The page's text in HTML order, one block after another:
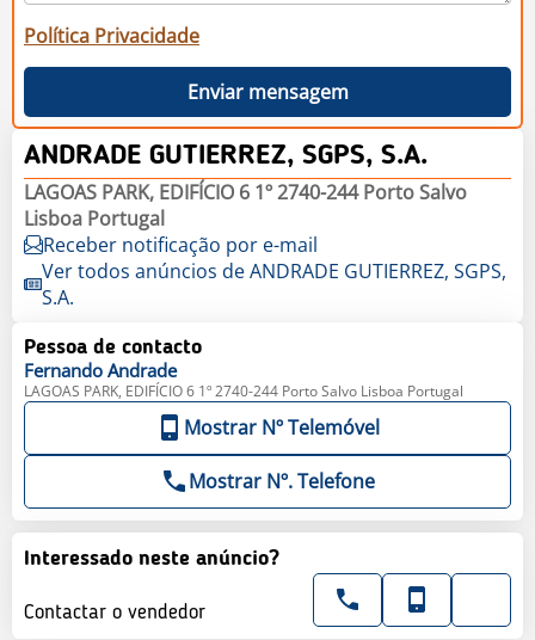
Política Privacidade
Enviar mensagem
ANDRADE GUTIERREZ, SGPS, S.A.
LAGOAS PARK, EDIFÍCIO 6 1º 2740-244 Porto Salvo
Lisboa Portugal
Receber notificação por e-mail
Ver todos anúncios de ANDRADE GUTIERREZ, SGPS,
S.A.
Pessoa de contacto
Fernando Andrade
LAGOAS PARK, EDIFÍCIO 6 1º 2740-244 Porto Salvo Lisboa Portugal
Mostrar Nº Telemóvel
Mostrar Nº. Telefone
Interessado neste anúncio?
Contactar o vendedor